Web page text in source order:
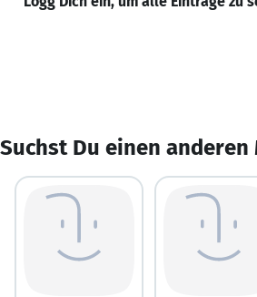
Suchst Du einen